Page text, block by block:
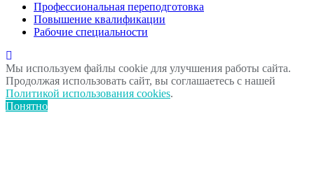
Профессиональная переподготовка
Повышение квалификации
Рабочие специальности
Мы используем файлы cookie для улучшения работы сайта.
Продолжая использовать сайт, вы соглашаетесь с нашей
Политикой использования cookies.
Понятно